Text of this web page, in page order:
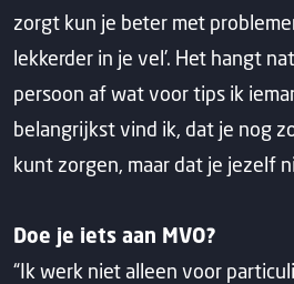
zorgt kun je beter met
lekkerder in je vel’. Het hangt
persoon af wat voor tips ik
belangrijkst vind ik, dat je nog
kunt zorgen, maar dat je jezelf
Doe je iets aan MVO?
“Ik werk niet alleen voor